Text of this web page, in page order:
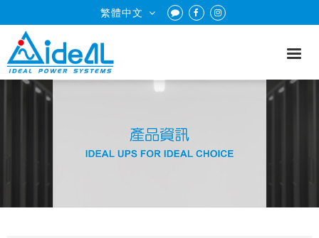
繁體中文